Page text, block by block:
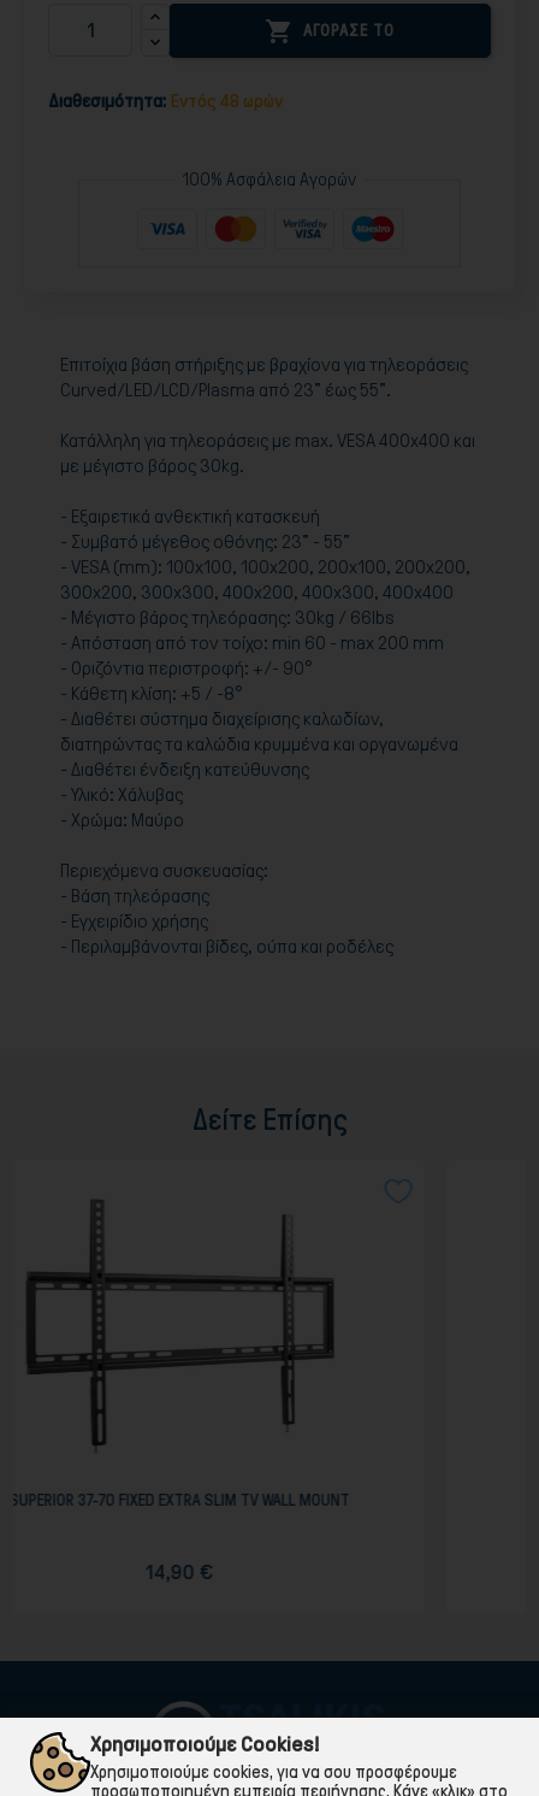
 ΑΓΟΡΑΣΕ ΤΟ
Διαθεσιμότητα: Εντός 48 ωρών
100% Ασφάλεια Αγορών
Επιτοίχια βάση στήριξης με βραχίονα για τηλεοράσεις
Curved/LED/LCD/Plasma από 23" έως 55".
Κατάλληλη για τηλεοράσεις με max. VESA 400x400 και
με μέγιστο βάρος 30kg.
- Εξαιρετικά ανθεκτική κατασκευή
- Συμβατό μέγεθος οθόνης: 23" - 55"
- VESA (mm): 100x100, 100x200, 200x100, 200x200,
300x200, 300x300, 400x200, 400x300, 400x400
- Μέγιστο βάρος τηλεόρασης: 30kg / 66lbs
- Απόσταση από τον τοίχο: min 60 - max 200 mm
- Οριζόντια περιστροφή: +/- 90°
- Κάθετη κλίση: +5 / -8°
- Διαθέτει σύστημα διαχείρισης καλωδίων,
διατηρώντας τα καλώδια κρυμμένα και οργανωμένα
- Διαθέτει ένδειξη κατεύθυνσης
- Υλικό: Χάλυβας
- Χρώμα: Μαύρο
Περιεχόμενα συσκευασίας:
- Βάση τηλεόρασης
- Εγχειρίδιο χρήσης
- Περιλαμβάνονται βίδες, ούπα και ροδέλες
Δείτε Επίσης
WALL MOUNT MELICONI EXTRA 400 SDRP
Χρησιμοποιούμε Cookies!
Χρησιμοποιούμε cookies, για να σου προσφέρουμε
προσωποποιημένη εμπειρία περιήγησης. Κάνε «κλικ» στο